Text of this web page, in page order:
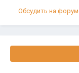
Обсудить на